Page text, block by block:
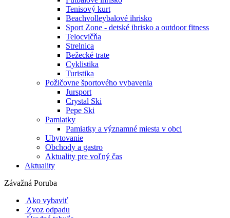
Tenisový kurt
Beachvolleybalové ihrisko
Sport Zone - detské ihrisko a outdoor fitness
Telocvičňa
Strelnica
Bežecké trate
Cyklistika
Turistika
Požičovne športového vybavenia
Jursport
Crystal Ski
Pepe Ski
Pamiatky
Pamiatky a významné miesta v obci
Ubytovanie
Obchody a gastro
Aktuality pre voľný čas
Aktuality
Závažná Poruba
Ako vybaviť
Zvoz odpadu